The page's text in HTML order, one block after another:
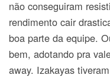
não conseguiram
rendimento cair
boa parte da equipe.
bem, adotando pra
away. Izakayas